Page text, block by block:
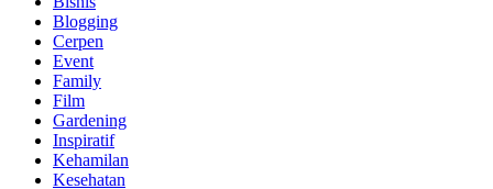
Blogging
Cerpen
Event
Family
Film
Gardening
Inspiratif
Kehamilan
Kesehatan